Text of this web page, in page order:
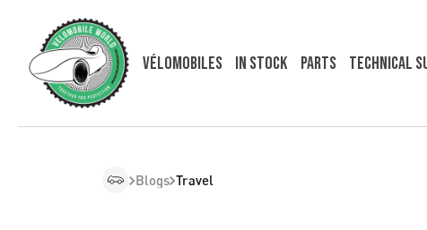
Vélomobiles In Stock Parts Technical
Blogs Travel